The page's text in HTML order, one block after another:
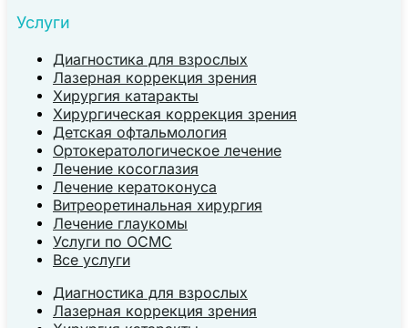
Услуги
Диагностика для взрослых
Лазерная коррекция зрения
Хирургия катаракты
Хирургическая коррекция зрения
Детская офтальмология
Ортокератологическое лечение
Лечение косоглазия
Лечение кератоконуса
Витреоретинальная хирургия
Лечение глаукомы
Услуги по ОСМС
Все услуги
Диагностика для взрослых
Лазерная коррекция зрения